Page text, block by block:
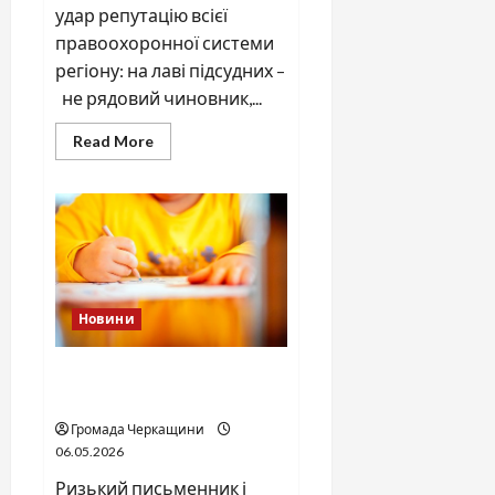
удар репутацію всієї
правоохоронної системи
регіону: на лаві підсудних –
не рядовий чиновник,...
Read MoreRead
more
«прокурора-
педофіла»триває:
чи
вдасться
«перетравити»
сором
черкаській
юстиції?
Новини
Громада Черкащини
06.05.2026
Ризький письменник і